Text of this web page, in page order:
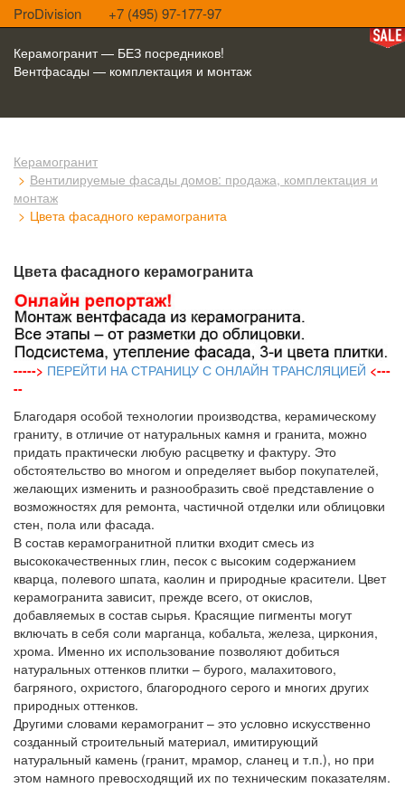
ProDivision +7 (495) 97-177-97
Керамогранит — БЕЗ посредников!
Вентфасады — комплектация и монтаж
Керамогранит
Вентилируемые фасады домов: продажа, комплектация и
монтаж
Цвета фасадного керамогранита
Цвета фасадного керамогранита
-----> ПЕРЕЙТИ НА СТРАНИЦУ С ОНЛАЙН ТРАНСЛЯЦИЕЙ <---
--
Благодаря особой технологии производства, керамическому
граниту, в отличие от натуральных камня и гранита, можно
придать практически любую расцветку и фактуру. Это
обстоятельство во многом и определяет выбор покупателей,
желающих изменить и разнообразить своё представление о
возможностях для ремонта, частичной отделки или облицовки
стен, пола или фасада.
В состав керамогранитной плитки входит смесь из
высококачественных глин, песок с высоким содержанием
кварца, полевого шпата, каолин и природные красители. Цвет
керамогранита зависит, прежде всего, от окислов,
добавляемых в состав сырья. Красящие пигменты могут
включать в себя соли марганца, кобальта, железа, циркония,
хрома. Именно их использование позволяют добиться
натуральных оттенков плитки – бурого, малахитового,
багряного, охристого, благородного серого и многих других
природных оттенков.
Другими словами керамогранит – это условно искусственно
созданный строительный материал, имитирующий
натуральный камень (гранит, мрамор, сланец и т.п.), но при
этом намного превосходящий их по техническим показателям.